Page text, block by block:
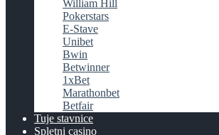
William Hill
Pokerstars
E-Stave
Unibet
Bwin
Betwinner
1xBet
Marathonbet
Betfair
Tuje stavnice
Spletni casino